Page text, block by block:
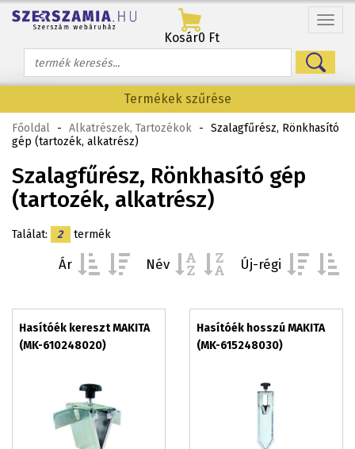
Menü
Kosár0 Ft
Termékek szűrése
Főoldal - Alkatrészek, Tartozékok - Szalagfűrész, Rönkhasító
gép (tartozék, alkatrész)
Szalagfűrész, Rönkhasító gép
(tartozék, alkatrész)
Találat: 2 termék
Ár Név Új-régi
Hasítóék kereszt MAKITA
(MK-610248020)
Hasítóék hosszú MAKITA
(MK-615248030)